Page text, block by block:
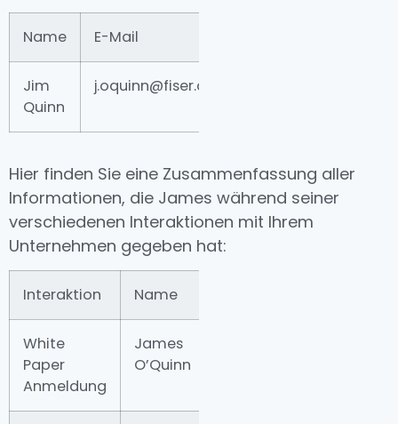
Name E-Mail
Jim
Quinn
j.oquinn@fiser.com
Hier finden Sie eine Zusammenfassung aller
Informationen, die James während seiner
verschiedenen Interaktionen mit Ihrem
Unternehmen gegeben hat:
Interaktion Name
White
Paper
Anmeldung
James
O’Quinn